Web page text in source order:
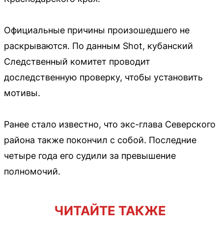
Официальные причины произошедшего не
раскрываются. По данным Shot, кубанский
Следственный комитет проводит
доследственную проверку, чтобы установить
мотивы.
Ранее стало известно, что экс-глава Северского
района также покончил с собой. Последние
четыре года его судили за превышение
полномочий.
ЧИТАЙТЕ ТАКЖЕ